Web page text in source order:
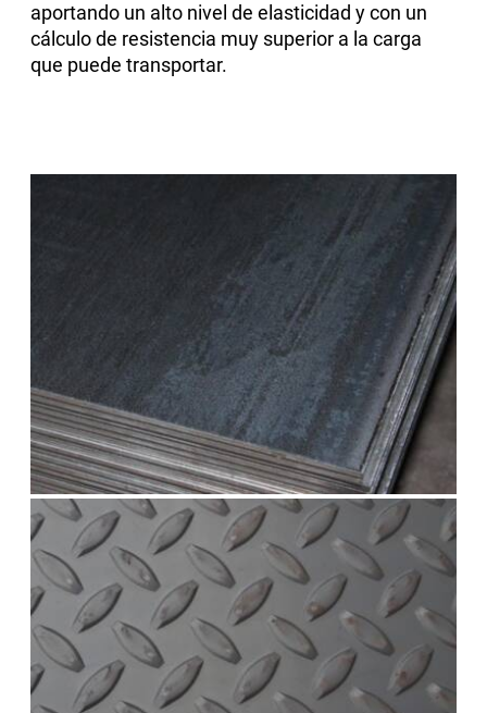
aportando un alto nivel de elasticidad y con un
cálculo de resistencia muy superior a la carga
que puede transportar.